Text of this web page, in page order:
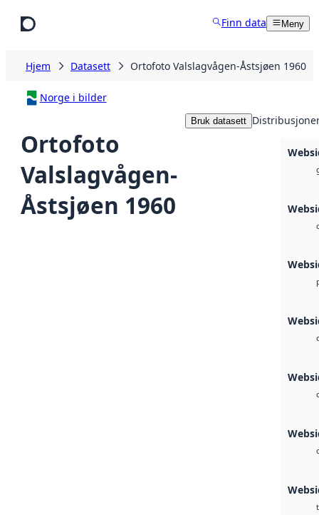
Finn data Meny
Hjem Datasett Ortofoto Valslagvågen-Åstsjøen 1960
Norge i bilder
Ortofoto
Valslagvågen-
Åstsjøen 1960
Bruk datasett